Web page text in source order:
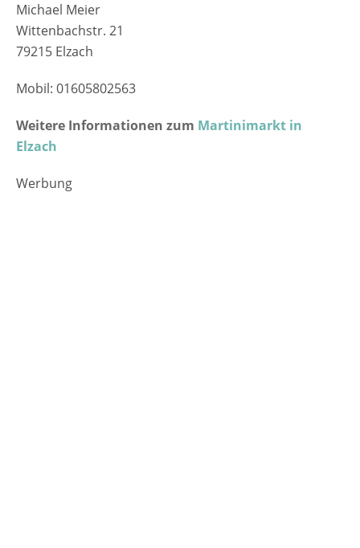
Michael Meier
Wittenbachstr. 21
79215 Elzach
Mobil: 01605802563
Weitere Informationen zum Martinimarkt in
Elzach
Werbung